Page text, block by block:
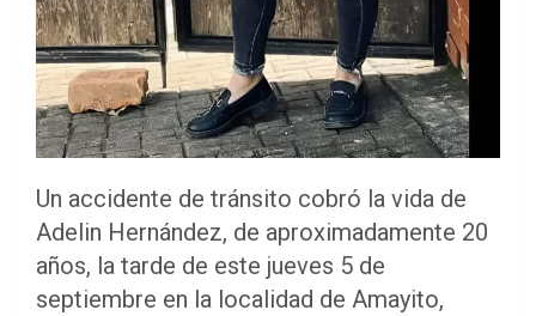
Un accidente de tránsito cobró la vida de
Adelin Hernández, de aproximadamente 20
años, la tarde de este jueves 5 de
septiembre en la localidad de Amayito,